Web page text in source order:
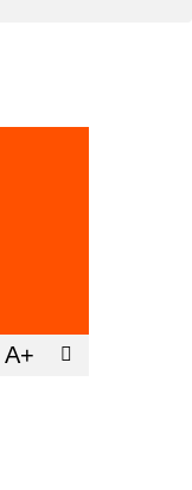
A+